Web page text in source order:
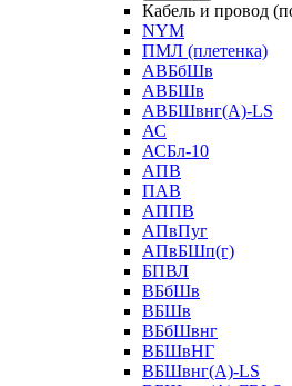
Кабель и провод
NYM
ПМЛ (плетенка)
АВБбШв
АВБШв
АВБШвнг(А)-LS
АС
АСБл-10
АПВ
ПАВ
АППВ
АПвПуг
АПвБШп(г)
БПВЛ
ВБбШв
ВБШв
ВБбШвнг
ВБШвНГ
ВБШвнг(А)-LS